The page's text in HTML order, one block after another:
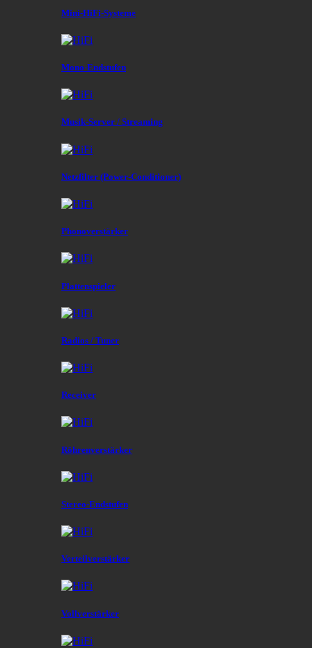
Mini-HiFi-Systeme
Mono-Endstufen
Musik-Server / Streaming
Netzfilter (Power-Conditioner)
Phonoverstärker
Plattenspieler
Radios / Tuner
Receiver
Röhrenverstärker
Stereo-Endstufen
Verteilverstärker
Vollverstärker